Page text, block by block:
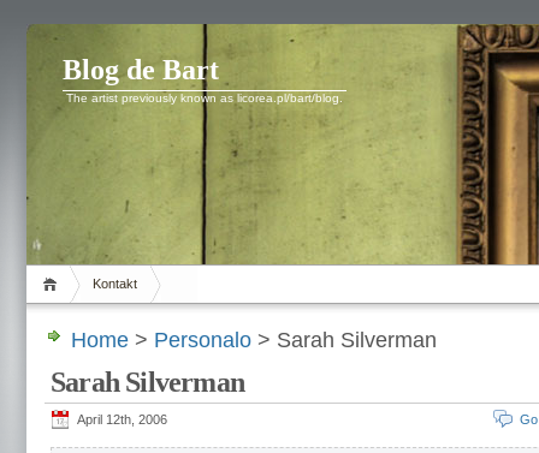
Blog de Bart
The artist previously known as licorea.pl/bart/blog.
Kontakt
Home > Personalo > Sarah Silverman
Sarah Silverman
April 12th, 2006